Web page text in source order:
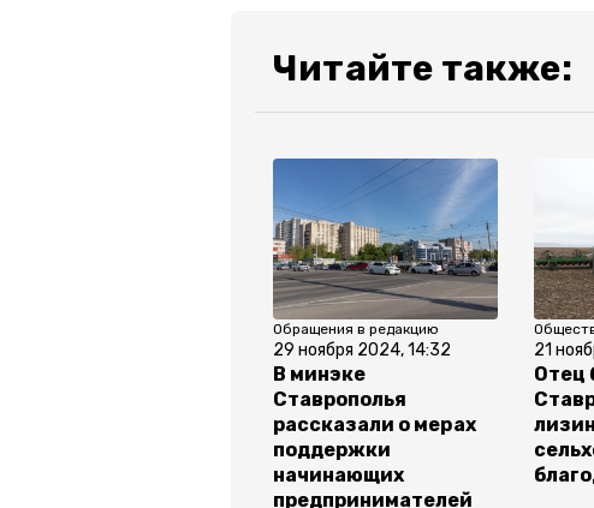
Читайте также:
Обращения в редакцию
29 ноября 2024, 14:32
В минэке
Ставрополья
рассказали о мерах
поддержки
начинающих
предпринимателей
21
Отец